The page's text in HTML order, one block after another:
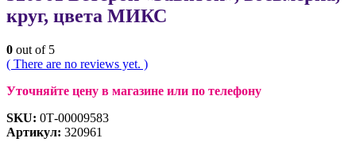
круг, цвета МИКС
0 out of 5
( There are no reviews yet. )
Уточняйте цену в магазине или по телефону
SKU: 0Т-00009583
Артикул: 320961